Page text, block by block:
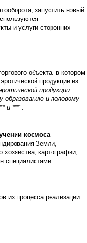
запустить новый
и услуги сторонних
объекта, в котором
продукции из
продукции,
образованию и половому
и ***".
космоса
Земли,
картографии,
специалистами.
из процесса реализации